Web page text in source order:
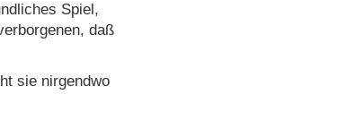
Spiel,
daß
sie nirgendwo